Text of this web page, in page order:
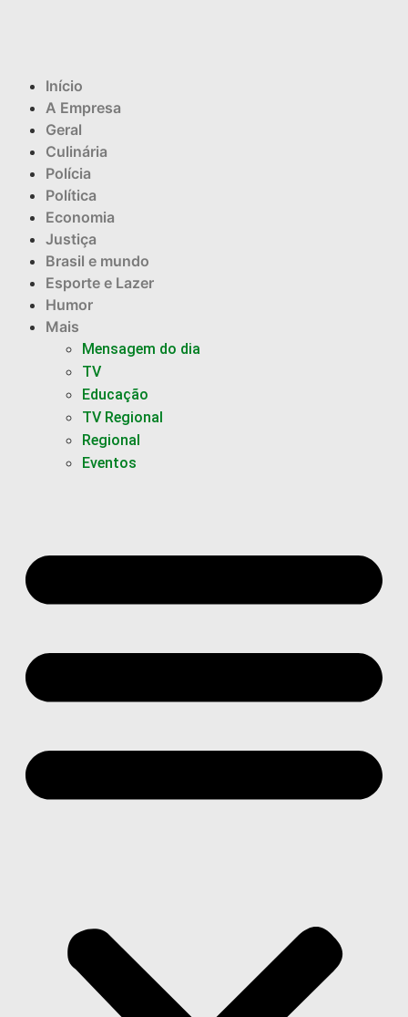
Início
A Empresa
Geral
Culinária
Polícia
Política
Economia
Justiça
Brasil e mundo
Esporte e Lazer
Humor
Mais
Mensagem do dia
TV
Educação
TV Regional
Regional
Eventos